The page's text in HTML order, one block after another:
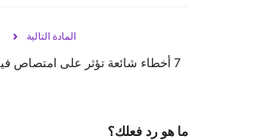
المادة التالية
7 أخطاء شائعة تؤثر على امتصاص فيتامين D في الجسم
ما هو رد فعلك؟